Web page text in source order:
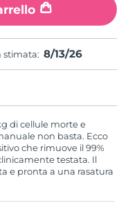
stimata: 8/13/26
2 anni dalla data di
prodotto
di cellule morte e
non basta. Ecco
che rimuove il 99%
testata. Il
e pronta a una rasatura
Consegna stimata 8/13/26
Consegna stimata8/17/26
stimata8/18/26